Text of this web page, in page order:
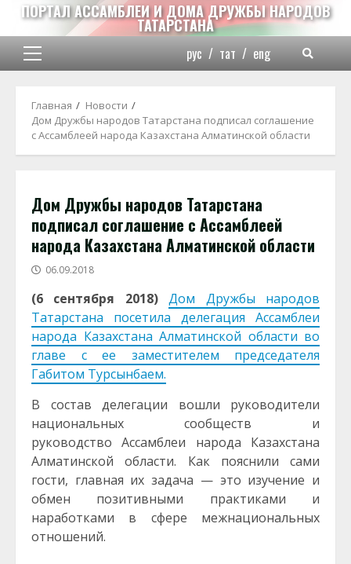
Перейти
содержимому
ПОРТАЛ АССАМБЛЕИ И ДОМА ДРУЖБЫ НАРОДОВ
ТАТАРСТАНА
Основное
рус / тат / eng
Главная
Новости
Дом Дружбы народов Татарстана подписал соглашение
с Ассамблеей народа Казахстана Алматинской области
Дом Дружбы народов Татарстана
подписал соглашение с Ассамблеей
народа Казахстана Алматинской области
06.09.2018
(6 сентября 2018)
Дом Дружбы народов
Татарстана посетила делегация Ассамблеи
народа Казахстана Алматинской области во
главе с ее заместителем председателя
Габитом Турсынбаем.
В состав делегации вошли руководители
национальных сообществ и
руководство Ассамблеи народа Казахстана
Алматинской области. Как пояснили сами
гости, главная их задача — это изучение и
обмен позитивными практиками и
наработками в сфере межнациональных
отношений.